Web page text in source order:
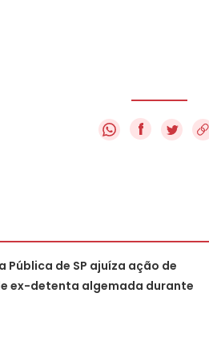
f
Pública de SP ajuíza ação de
ex-detenta algemada durante